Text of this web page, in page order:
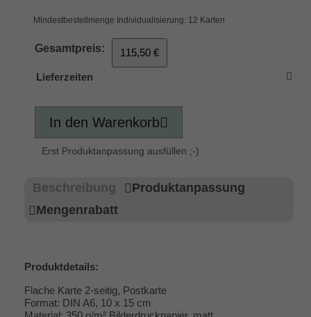
Mindestbestellmenge Individualisierung: 12 Karten
Gesamtpreis: 115,50 €
Lieferzeiten
In den Warenkorb
Erst Produktanpassung ausfüllen ;-)
Beschreibung
Produktanpassung
Mengenrabatt
Produktdetails:
Flache Karte 2-seitig, Postkarte
Format: DIN A6, 10 x 15 cm